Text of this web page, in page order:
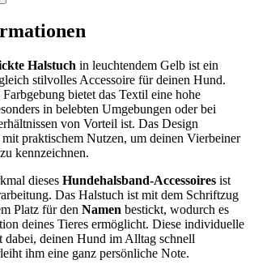
Halstuch in leuchtendem Gelb ist ein
stilvolles Accessoire für deinen Hund.
bietet das Textil eine hohe
in belebten Umgebungen oder bei
von Vorteil ist. Das Design
praktischem Nutzen, um deinen Vierbeiner
kennzeichnen.
dieses Hundehalsband-Accessoires ist
Das Halstuch ist mit dem Schriftzug
Platz für den Namen bestickt, wodurch es
deines Tieres ermöglicht. Diese individuelle
deinen Hund im Alltag schnell
ihm eine ganz persönliche Note.